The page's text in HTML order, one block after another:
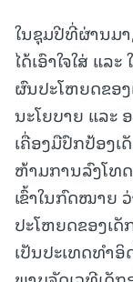
ໃນຊຸມປີທີ່ຜ່ານມ
ໄດ້ເອົາໃຈໃສ່ ແ
ຜົນປະໂຫຍດຂອ
ນະໂຍບາຍ ແລ
ເຄື່ອງມືປົກປ້ອງເ
ຫ້າມການລົງໂທ
ເຂົ້າໃນກົດໝາຍ
ປະໂຫຍດຂອງເດັ
ເປັນປະເທດທໍາອິ